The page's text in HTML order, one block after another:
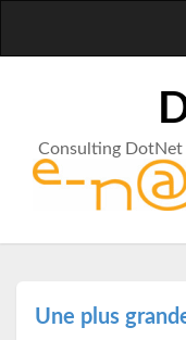
Consulting DotNet
Une plus